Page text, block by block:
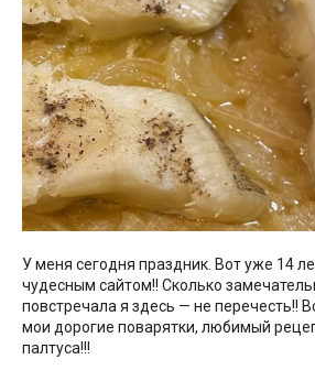
У меня сегодня праздник. Вот уже 14
чудесным сайтом!! Сколько
повстречала я здесь — не перечесть!!
мои дорогие поварятки, любимый
палтуса!!!